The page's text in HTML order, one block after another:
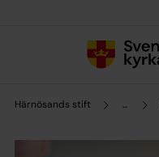
Härnösands stift ...